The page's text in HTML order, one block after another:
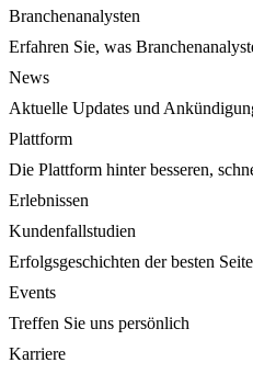
Branchenanalysten
Erfahren Sie, was
News
Aktuelle Updates und
Plattform
Die Plattform hinter besseren,
Erlebnissen
Kundenfallstudien
Erfolgsgeschichten der besten
Events
Treffen Sie uns persönlich
Karriere